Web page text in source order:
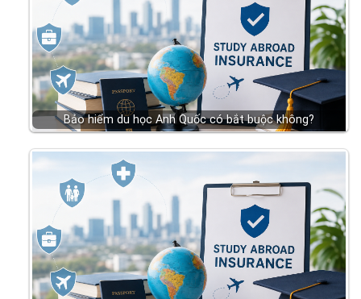
Bảo hiểm du học Anh Quốc có bắt buộc không?